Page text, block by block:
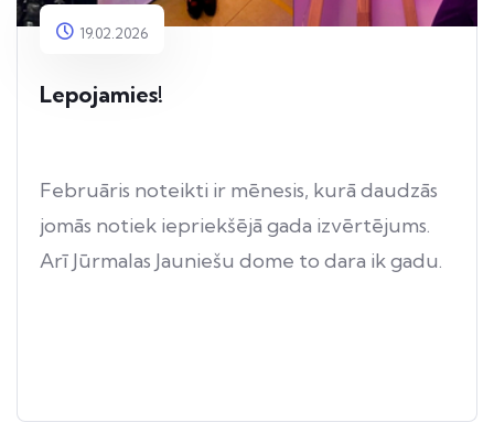
19.02.2026
Lepojamies!
Februāris noteikti ir mēnesis, kurā daudzās
jomās notiek iepriekšējā gada izvērtējums.
Arī Jūrmalas Jauniešu dome to dara ik gadu.